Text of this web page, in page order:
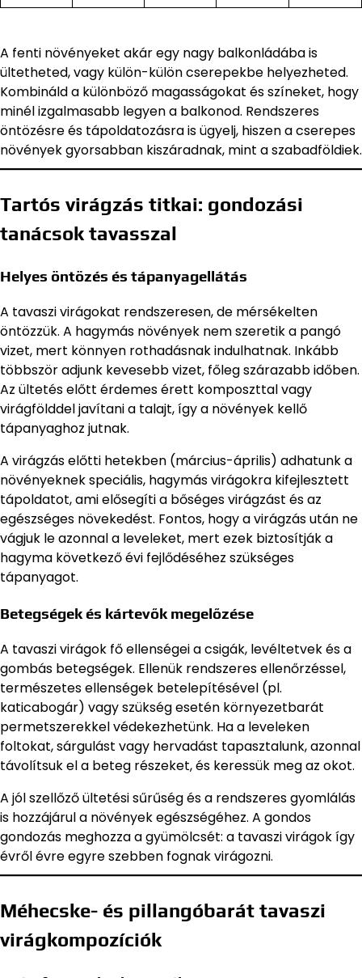
A fenti növényeket akár egy nagy balkonládába is
ültetheted, vagy külön-külön cserepekbe helyezheted.
Kombináld a különböző magasságokat és színeket, hogy
minél izgalmasabb legyen a balkonod. Rendszeres
öntözésre és tápoldatozásra is ügyelj, hiszen a cserepes
növények gyorsabban kiszáradnak, mint a szabadföldiek.
Tartós virágzás titkai: gondozási
tanácsok tavasszal
Helyes öntözés és tápanyagellátás
A tavaszi virágokat rendszeresen, de mérsékelten
öntözzük. A hagymás növények nem szeretik a pangó
vizet, mert könnyen rothadásnak indulhatnak. Inkább
többször adjunk kevesebb vizet, főleg szárazabb időben.
Az ültetés előtt érdemes érett komposzttal vagy
virágfölddel javítani a talajt, így a növények kellő
tápanyaghoz jutnak.
A virágzás előtti hetekben (március-április) adhatunk a
növényeknek speciális, hagymás virágokra kifejlesztett
tápoldatot, ami elősegíti a bőséges virágzást és az
egészséges növekedést. Fontos, hogy a virágzás után ne
vágjuk le azonnal a leveleket, mert ezek biztosítják a
hagyma következő évi fejlődéséhez szükséges
tápanyagot.
Betegségek és kártevők megelőzése
A tavaszi virágok fő ellenségei a csigák, levéltetvek és a
gombás betegségek. Ellenük rendszeres ellenőrzéssel,
természetes ellenségek betelepítésével (pl.
katicabogár) vagy szükség esetén környezetbarát
permetszerekkel védekezhetünk. Ha a leveleken
foltokat, sárgulást vagy hervadást tapasztalunk, azonnal
távolítsuk el a beteg részeket, és keressük meg az okot.
A jól szellőző ültetési sűrűség és a rendszeres gyomlálás
is hozzájárul a növények egészségéhez. A gondos
gondozás meghozza a gyümölcsét: a tavaszi virágok így
évről évre egyre szebben fognak virágozni.
Méhecske- és pillangóbarát tavaszi
virágkompozíciók